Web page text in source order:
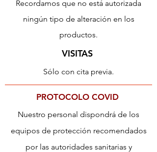
PROTOCOLO COVID
Nuestro personal dispondrá de los
equipos de protección recomendados
por las autoridades sanitarias y
Recordamos que no está autorizada
ningún tipo de alteración en los
productos.
VISITAS
Sólo con cita previa.